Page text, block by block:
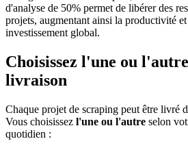
d'analyse de 50% permet de libérer des
projets, augmentant ainsi la productivité
investissement global.
Choisissez l'une ou
livraison
Chaque projet de scraping peut être livré
Vous choisissez l'une ou l'autre selon
quotidien :